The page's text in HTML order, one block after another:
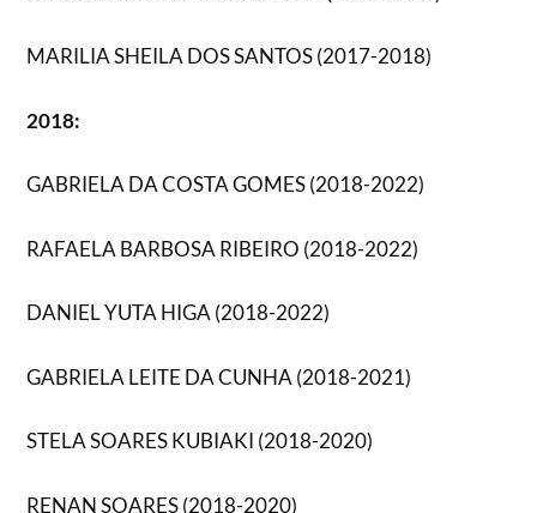
MARILIA SHEILA DOS SANTOS (2017-2018)
2018:
GABRIELA DA COSTA GOMES (2018-2022)
RAFAELA BARBOSA RIBEIRO (2018-2022)
DANIEL YUTA HIGA (2018-2022)
GABRIELA LEITE DA CUNHA (2018-2021)
STELA SOARES KUBIAKI (2018-2020)
RENAN SOARES (2018-2020)